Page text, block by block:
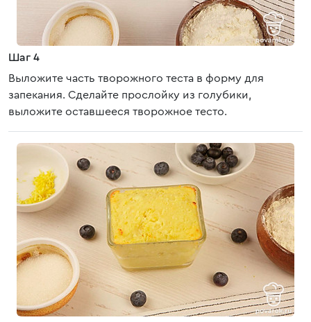
Шаг 4
Выложите часть творожного теста в форму для
запекания. Сделайте прослойку из голубики,
выложите оставшееся творожное тесто.